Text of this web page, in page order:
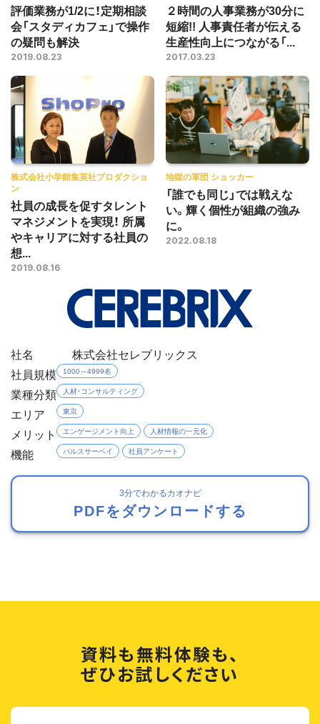
評価業務が1/2に！定期相談
会「スタディカフェ」で操作
の疑問も解決
2019.08.23
２時間の人事業務が30分に
短縮!! 人事責任者が伝える
生産性向上につながる「...
2017.03.23
株式会社小学館集英社プロダクショ
ン
社員の成長を促すタレント
マネジメントを実現！ 所属
やキャリアに対する社員の
想...
2019.08.16
地獄の軍団 ショッカー
「誰でも同じ」では戦えな
い。輝く個性が組織の強み
に。
2022.08.18
社名
株式会社セレブリックス
社員規模
1000～4999名
業種分類 人材・コンサルティング
エリア 東京
メリット エンゲージメント向上 人材情報の一元化
機能 パルスサーベイ 社員アンケート
3分でわかるカオナビ
PDFをダウンロードする
資料も無料体験も、
ぜひお試しください